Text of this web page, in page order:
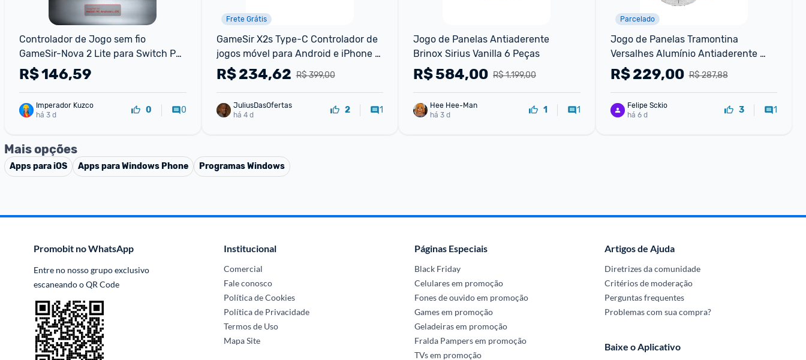
Controlador de Jogo sem fio
GameSir-Nova 2 Lite para Switch PC
Android e iOS
R$146,59
Imperador Kuzco
há 3 d
0 0
Frete Grátis
GameSir X2s Type-C Controlador de
jogos móvel para Android e iPhone
Série 15 (USB-C)
R$ 399,00
R$234,62
JuliusDasOfertas
há 4 d
2 1
Jogo de Panelas Antiaderente
Brinox Sirius Vanilla 6 Peças
R$ 1.199,00
R$584,00
Hee Hee-Man
há 3 d
1 1
Parcelado
Jogo de Panelas Tramontina
Versalhes Alumínio Antiaderente
Azul 6 Peças - .
R$ 287,88
R$229,00
Felipe Sckio
há 6 d
3 1
Mais opções
Apps para iOS Apps para Windows Phone Programas Windows
Promobit no WhatsApp
Entre no nosso grupo exclusivo
escaneando o QR Code
Institucional
Comercial
Fale conosco
Política de Cookies
Política de Privacidade
Termos de Uso
Mapa Site
Páginas Especiais
Black Friday
Celulares em promoção
Fones de ouvido em promoção
Games em promoção
Geladeiras em promoção
Fralda Pampers em promoção
TVs em promoção
Artigos de Ajuda
Diretrizes da comunidade
Critérios de moderação
Perguntas frequentes
Problemas com sua compra?
Baixe o Aplicativo